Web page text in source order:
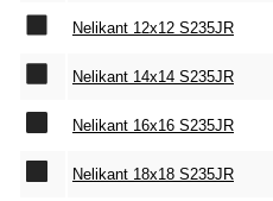
Nelikant 12x12 S235JR
Nelikant 14x14 S235JR
Nelikant 16x16 S235JR
Nelikant 18x18 S235JR